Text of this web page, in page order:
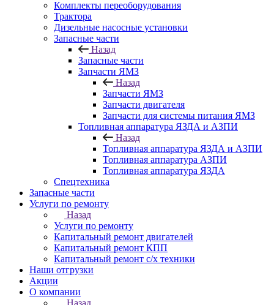
Комплекты переоборудования
Трактора
Дизельные насосные установки
Запасные части
Назад
Запасные части
Запчасти ЯМЗ
Назад
Запчасти ЯМЗ
Запчасти двигателя
Запчасти для системы питания ЯМЗ
Топливная аппаратура ЯЗДА и АЗПИ
Назад
Топливная аппаратура ЯЗДА и АЗПИ
Топливная аппаратура АЗПИ
Топливная аппаратура ЯЗДА
Спецтехника
Запасные части
Услуги по ремонту
Назад
Услуги по ремонту
Капитальный ремонт двигателей
Капитальный ремонт КПП
Капитальный ремонт с/х техники
Наши отгрузки
Акции
О компании
Назад